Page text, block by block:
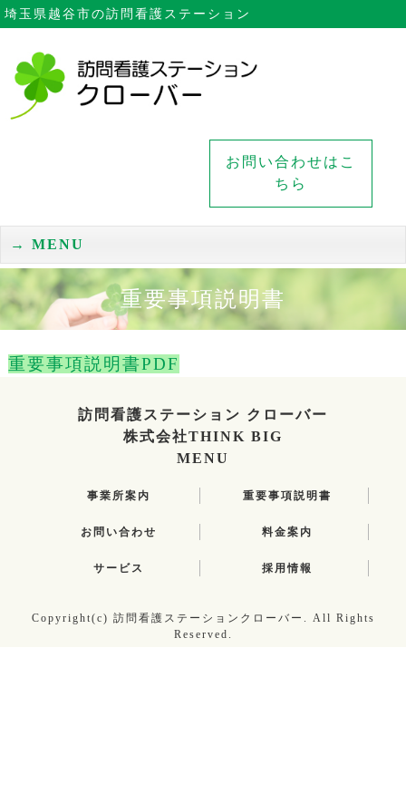
埼玉県越谷市の訪問看護ステーション
お問い合わせはこ
ちら
MENU
重要事項説明書
重要事項説明書PDF
訪問看護ステーション クローバー
株式会社THINK BIG
MENU
事業所案内 重要事項説明書
お問い合わせ 料金案内
サービス 採用情報
Copyright(c) 訪問看護ステーションクローバー. All Rights
Reserved.